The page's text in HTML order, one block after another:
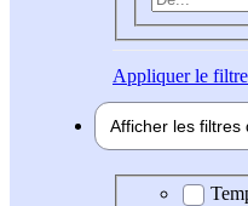
Appliquerle filtre
Afficher les filtres
Durée